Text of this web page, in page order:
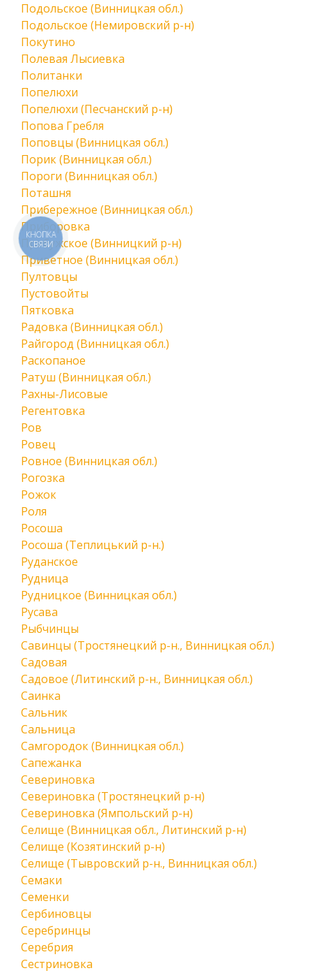
Подольское (Винницкая обл.)
Подольское (Немировский р-н)
Покутино
Полевая Лысиевка
Политанки
Попелюхи
Попелюхи (Песчанский р-н)
Попова Гребля
Поповцы (Винницкая обл.)
Порик (Винницкая обл.)
Пороги (Винницкая обл.)
Поташня
Прибережное (Винницкая обл.)
Приборовка
Прибужское (Винницкий р-н)
Приветное (Винницкая обл.)
Пултовцы
Пустовойты
Пятковка
Радовка (Винницкая обл.)
Райгород (Винницкая обл.)
Раскопаное
Ратуш (Винницкая обл.)
Рахны-Лисовые
Регентовка
Ров
Ровец
Ровное (Винницкая обл.)
Рогозка
Рожок
Роля
Росоша
Росоша (Теплицький р-н.)
Руданское
Рудница
Рудницкое (Винницкая обл.)
Русава
Рыбчинцы
Савинцы (Тростянецкий р-н., Винницкая обл.)
Садовая
Садовое (Литинский р-н., Винницкая обл.)
Саинка
Сальник
Сальница
Самгородок (Винницкая обл.)
Сапежанка
Севериновка
Севериновка (Тростянецкий р-н)
Севериновка (Ямпольский р-н)
Селище (Винницкая обл., Литинский р-н)
Селище (Козятинский р-н)
Селище (Тывровский р-н., Винницкая обл.)
Семаки
Семенки
Сербиновцы
Серебринцы
Серебрия
Сестриновка
КНОПКА
СВЯЗИ